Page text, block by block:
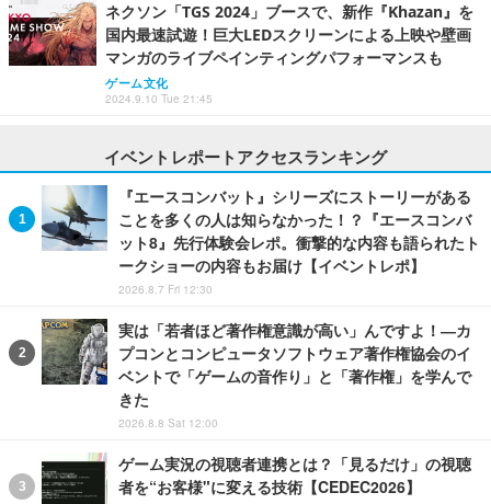
ネクソン「TGS 2024」ブースで、新作『Khazan』を
国内最速試遊！巨大LEDスクリーンによる上映や壁画
マンガのライブペインティングパフォーマンスも
ゲーム文化
2024.9.10 Tue 21:45
イベントレポートアクセスランキング
『エースコンバット』シリーズにストーリーがある
ことを多くの人は知らなかった！？『エースコンバ
ット8』先行体験会レポ。衝撃的な内容も語られたト
ークショーの内容もお届け【イベントレポ】
2026.8.7 Fri 12:30
実は「若者ほど著作権意識が高い」んですよ！―カ
プコンとコンピュータソフトウェア著作権協会のイ
ベントで「ゲームの音作り」と「著作権」を学んで
きた
2026.8.8 Sat 12:00
ゲーム実況の視聴者連携とは？「見るだけ」の視聴
者を“お客様"に変える技術【CEDEC2026】